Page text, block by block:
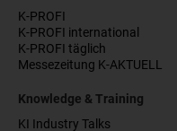
K-PROFI
K-PROFI international
K-PROFI täglich
Messezeitung K-AKTUELL
Knowledge & Training
KI Industry Talks